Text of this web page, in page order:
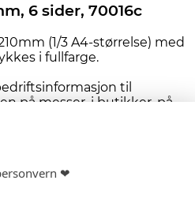
6 sider, 70016c
(1/3 A4-størrelse) med
i fullfarge.
til
på messer, i butikker, på
til messestanden
❤